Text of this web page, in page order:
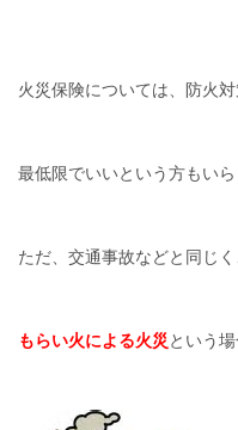
火災保険については、防火対
最低限でいいという方もいら
ただ、交通事故などと同じく
もらい火による火災 という